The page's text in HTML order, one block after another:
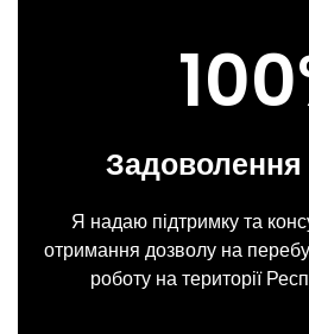
100
Задоволення
Я надаю підтримку та
отримання дозволу на
роботу на території